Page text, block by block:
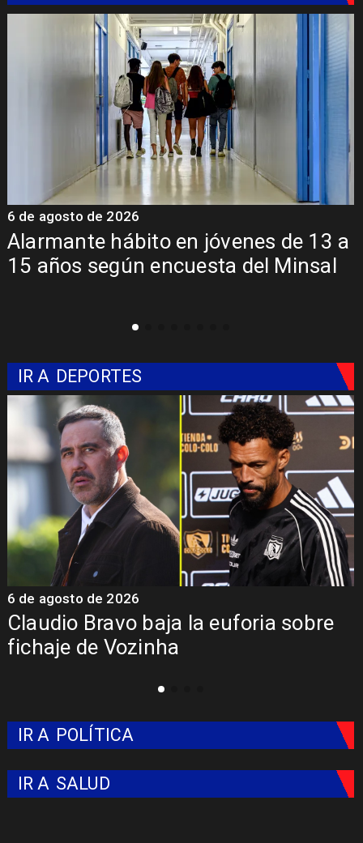
hábito en jóvenes de 13 a
según encuesta del Minsal
de 2026
IR A DEPORTES
Claudio Bravo baja la euforia sobre
fichaje de Vozinha
6 de agosto de 2026
IR A POLÍTICA
IR A SALUD